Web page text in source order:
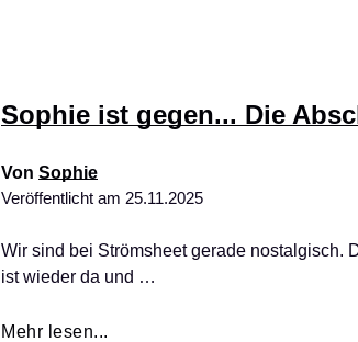
Sophie ist gegen... Die
Von Sophie
Veröffentlicht am 25.11.2025
Wir sind bei Strömsheet gerade nostalgisch.
ist wieder da und …
Mehr lesen...